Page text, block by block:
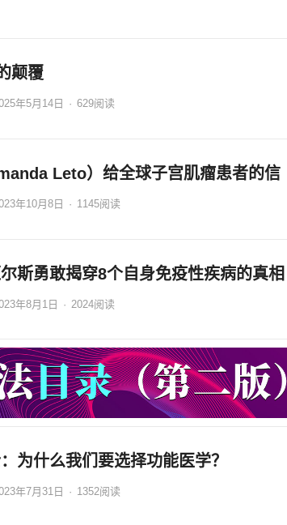
颠覆
年5月14日 · 629阅读
Leto）给全球子宫肌瘤患者的信
年10月8日 · 1145阅读
斯勇敢揭穿8个自身免疫性疾病的真相
年8月1日 · 2024阅读
为什么我们要选择功能医学？
年7月31日 · 1352阅读